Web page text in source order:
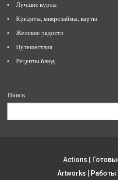
Лучшие курсы
Кредиты, микрозаймы, карты
Женские радости
Путешествия
Рецепты блюд
Поиск
Actions |
Artworks |